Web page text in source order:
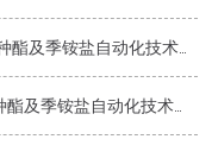
目 环境影响评价公众参与第二次信息公示
报告书 环境影响评价公众参与第一次信息公示